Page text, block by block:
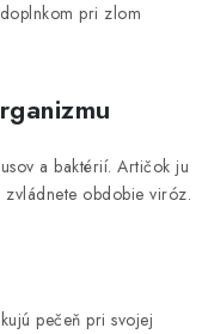
pri zlom
a baktérií. Artičok ju
obdobie viróz.
pečeň pri svojej